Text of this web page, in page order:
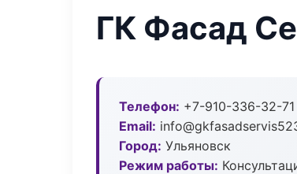
ГК Фасад
Телефон: +7-910-336-32-71
Email:
Город: Ульяновск
Режим работы: